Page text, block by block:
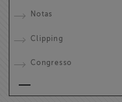
Notas
Clipping
Congresso